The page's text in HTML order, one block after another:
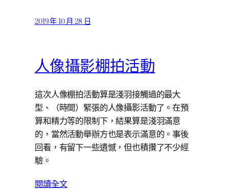
2019 年 10 月 28 日
人像攝影棚拍活動
這次人像棚拍活動算是淺羽接觸過的最大
型、（時間）緊張的人像攝影活動了。在預
算和精力等的限制下，結果算是淺羽滿意
的，當然活動舉辦方也是表示滿意的。事後
回看，有留下一些遺憾，但也積攢了不少經
驗。
閱讀全文